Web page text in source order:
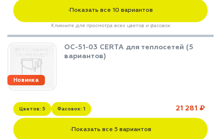
▼Показать все 10 вариантов
Кликните для просмотра всех цветов и фасовок
ОС-51-03 CERTA для теплосетей (5
вариантов)
Цветов: 5 Фасовок: 1 21 281 ₽
Новинка
▼Показать все 5 вариантов